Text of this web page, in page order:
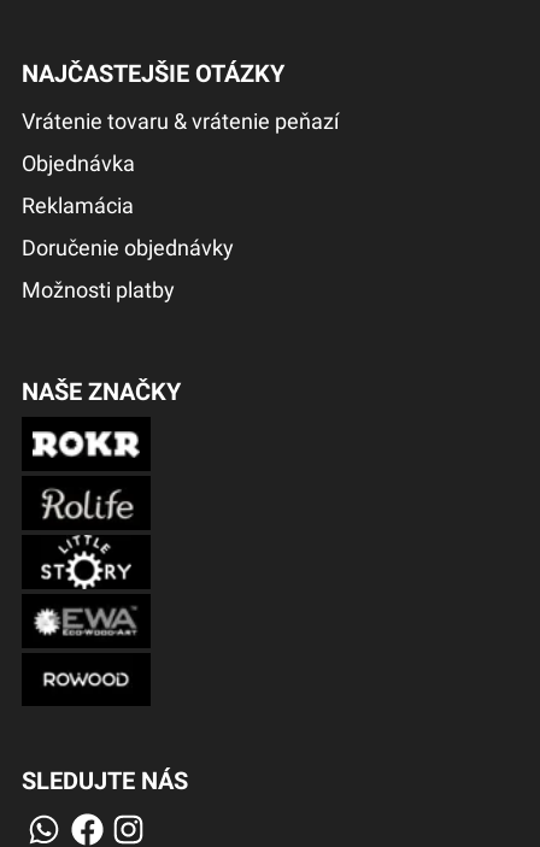
NAJČASTEJŠIE OTÁZKY
Vrátenie tovaru & vrátenie peňazí
Objednávka
Reklamácia
Doručenie objednávky
Možnosti platby
NAŠE ZNAČKY
SLEDUJTE NÁS